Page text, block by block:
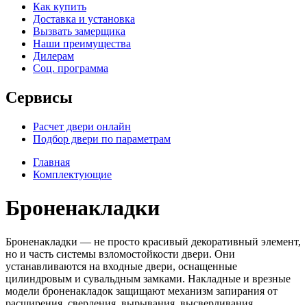
Как купить
Доставка и установка
Вызвать замерщика
Наши преимущества
Дилерам
Соц. программа
Сервисы
Расчет двери онлайн
Подбор двери по параметрам
Главная
Комплектующие
Броненакладки
Броненакладки — не просто красивый декоративный элемент,
но и часть системы взломостойкости двери. Они
устанавливаются на входные двери, оснащенные
цилиндровым и сувальдным замками. Накладные и врезные
модели броненакладок защищают механизм запирания от